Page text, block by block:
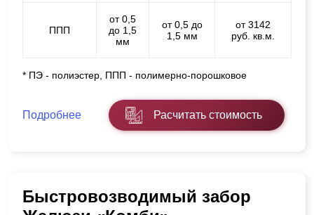
ППП
от 0,5
до 1,5
мм
от 0,5 до
1,5 мм
от 3142
руб. кв.м.
* ПЭ - полиэстер, ППП - полимерно-порошковое
Подробнее Расчитать стоимость
Быстровозводимый забор